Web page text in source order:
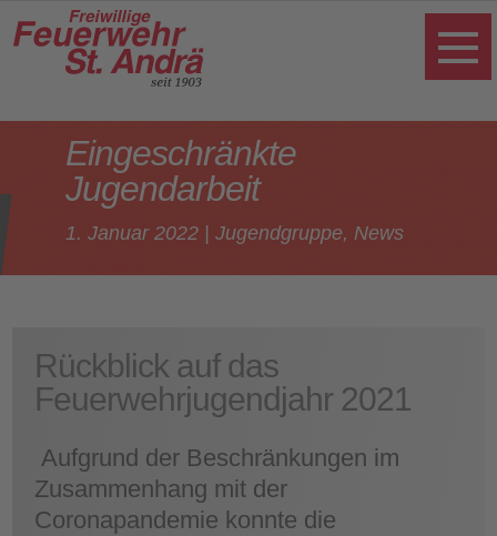
Eingeschränkte
Jugendarbeit
1. Januar 2022 |Jugendgruppe, News
Rückblick auf das
Feuerwehrjugendjahr 2021
Aufgrund der Beschränkungen im
Zusammenhang mit der
Coronapandemie konnte die